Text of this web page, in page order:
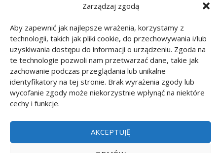
Zarządzaj zgodą
Aby zapewnić jak najlepsze wrażenia, korzystamy z
technologii, takich jak pliki cookie, do przechowywania i/lub
uzyskiwania dostępu do informacji o urządzeniu. Zgoda na
te technologie pozwoli nam przetwarzać dane, takie jak
zachowanie podczas przeglądania lub unikalne
identyfikatory na tej stronie. Brak wyrażenia zgody lub
wycofanie zgody może niekorzystnie wpłynąć na niektóre
cechy i funkcje.
AKCEPTUJĘ
Unisci i puntini: Lettere (6)
Unisci i puntini: Numerati(12)
Unisci i puntini: Pianeti (10)
Unisci i puntini: Professione(21)
Unisci i puntini: Sport
Unisci i puntini: Strumenti musicali